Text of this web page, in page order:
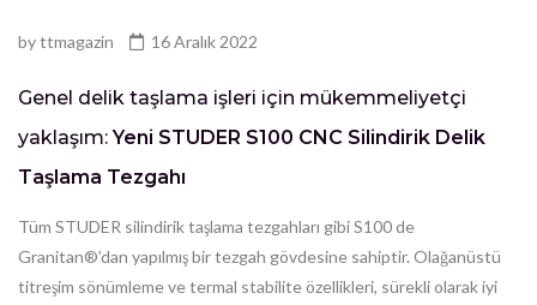
byttmagazin 16 Aralık 2022
Genel delik taşlama işleri için mükemmeliyetçi
yaklaşım:Yeni STUDER S100 CNC Silindirik Delik
Taşlama Tezgahı
Tüm STUDER silindirik taşlama tezgahları gibi S100 de
Granitan®’dan yapılmış bir tezgah gövdesine sahiptir. Olağanüstü
titreşim sönümleme ve termal stabilite özellikleri, sürekli olarak iyi